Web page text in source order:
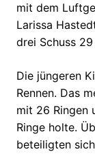
mit dem
Larissa
drei Schuss
Die jüngeren
Rennen. Das
mit 26 Ringen
Ringe holte.
beteiligten